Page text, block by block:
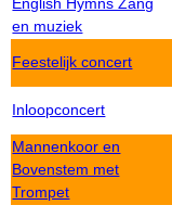
English Hymns Zang
en muziek
Feestelijk concert
Inloopconcert
Mannenkoor en
Bovenstem met
Trompet